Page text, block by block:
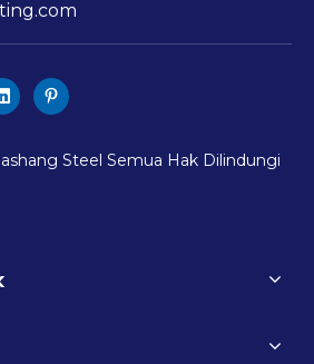
Steel Semua Hak Dilindungi